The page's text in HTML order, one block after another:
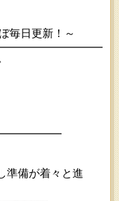
毎日更新！～
準備が着々と進